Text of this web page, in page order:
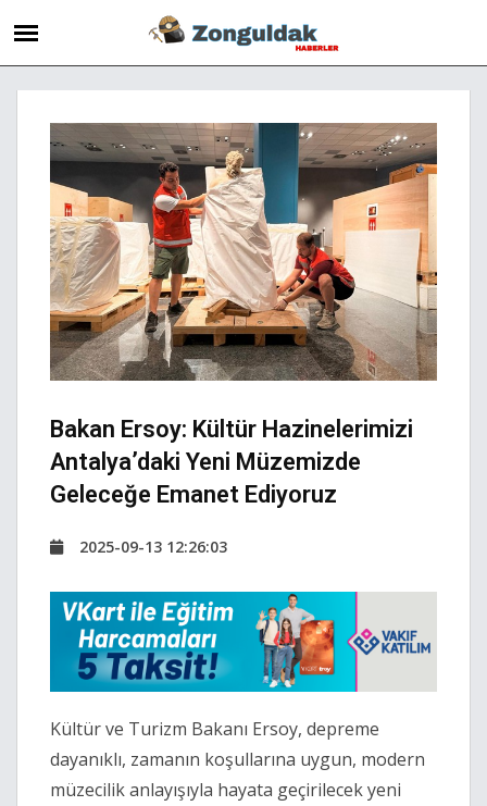
Bakan Ersoy: Kültür Hazinelerimizi
Antalya’daki Yeni Müzemizde
Geleceğe Emanet Ediyoruz
2025-09-13 12:26:03
Kültür ve Turizm Bakanı Ersoy, depreme
dayanıklı, zamanın koşullarına uygun, modern
müzecilik anlayışıyla hayata geçirilecek yeni